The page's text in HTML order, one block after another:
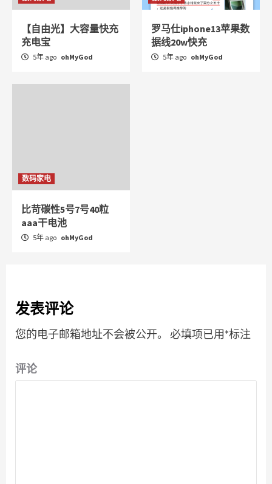
【自由光】大容量快充
充电宝
5年 ago ohMyGod
罗马仕iphone13苹果数
据线20w快充
5年 ago ohMyGod
数码家电
比苛碳性5号7号40粒
aaa干电池
5年 ago ohMyGod
发表评论
您的电子邮箱地址不会被公开。 必填项已用*标注
评论